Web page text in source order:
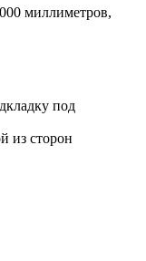
миллиметров,
под
из сторон